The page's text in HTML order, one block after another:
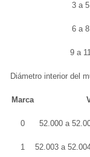
3 a 5
6 a 8
9 a
Diámetro interior del
Marca
0 52.000 a
1 52.003 a